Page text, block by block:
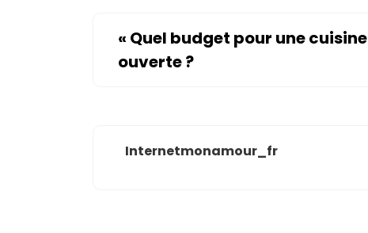
« Quel budget pour une cuisine
ouverte ?
Internetmonamour_fr